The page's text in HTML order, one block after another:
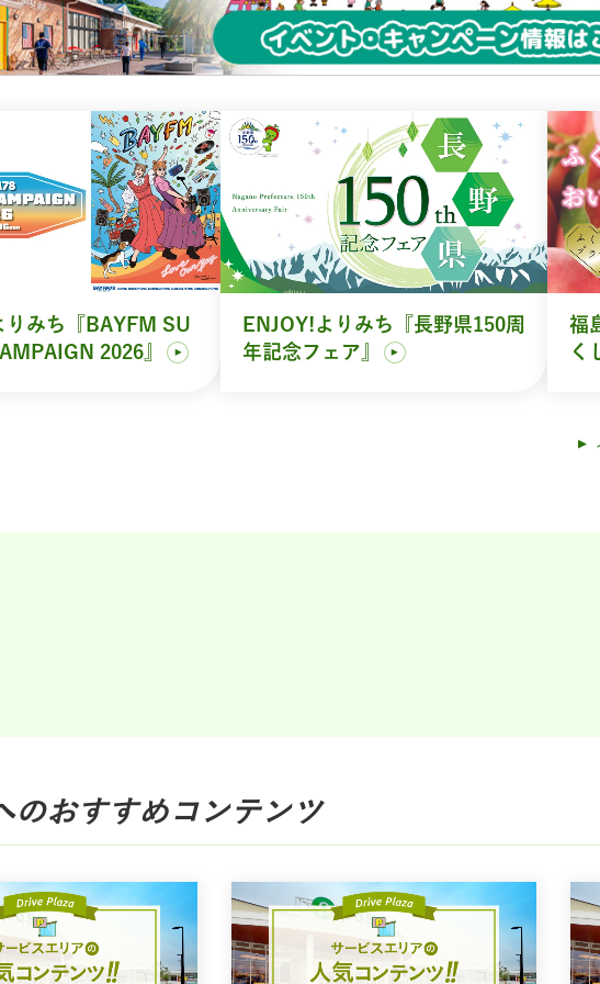
りみち『BAYFM SU
2026』
ENJOY!よりみち『長野県150周
年記念フェア』
福
く
のおすすめコンテンツ